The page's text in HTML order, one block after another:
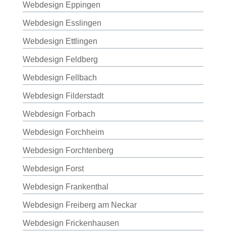
Webdesign Eppingen
Webdesign Esslingen
Webdesign Ettlingen
Webdesign Feldberg
Webdesign Fellbach
Webdesign Filderstadt
Webdesign Forbach
Webdesign Forchheim
Webdesign Forchtenberg
Webdesign Forst
Webdesign Frankenthal
Webdesign Freiberg am Neckar
Webdesign Frickenhausen